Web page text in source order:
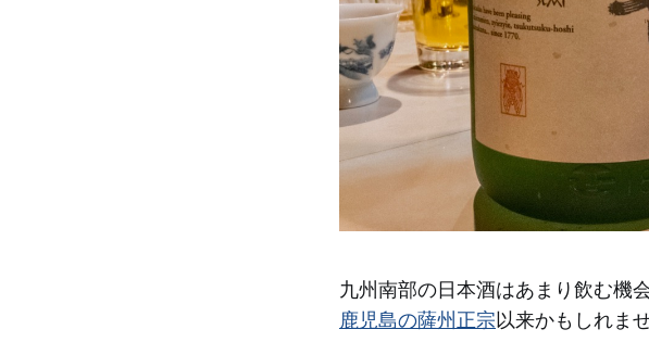
九州南部の日本酒はあまり飲む機
鹿児島の薩州正宗以来かもしれませ